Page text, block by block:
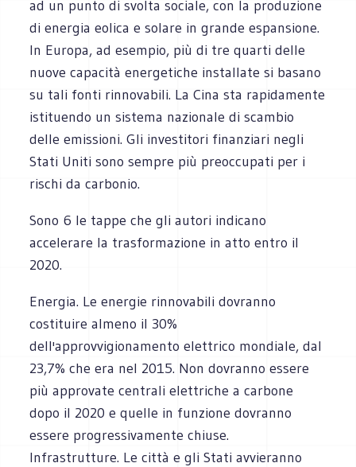
ad un punto di svolta sociale, con la produzione
di energia eolica e solare in grande espansione.
In Europa, ad esempio, più di tre quarti delle
nuove capacità energetiche installate si basano
su tali fonti rinnovabili. La Cina sta rapidamente
istituendo un sistema nazionale di scambio
delle emissioni. Gli investitori finanziari negli
Stati Uniti sono sempre più preoccupati per i
rischi da carbonio.
Sono 6 le tappe che gli autori indicano
accelerare la trasformazione in atto entro il
2020.
Energia. Le energie rinnovabili dovranno
costituire almeno il 30%
dell'approvvigionamento elettrico mondiale, dal
23,7% che era nel 2015. Non dovranno essere
più approvate centrali elettriche a carbone
dopo il 2020 e quelle in funzione dovranno
essere progressivamente chiuse.
Infrastrutture. Le città e gli Stati avvieranno